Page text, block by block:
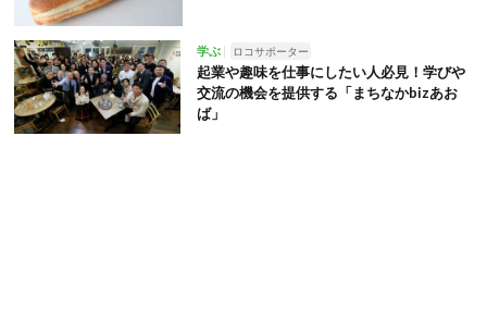
学ぶ ロコサポーター
起業や趣味を仕事にしたい人必見！学びや
交流の機会を提供する「まちなかbizあお
ば」